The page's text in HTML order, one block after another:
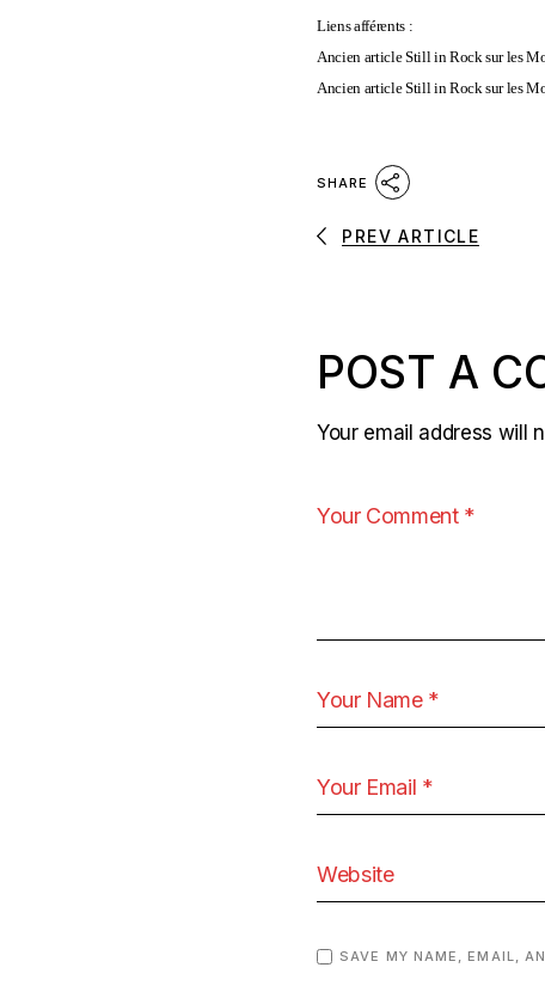
Liens afférents :
Ancien article Still in Rock sur les
Ancien article Still in Rock sur les
SHARE
PREV ARTICLE
POST A
Your email address will
SAVE MY NAME, EMAIL,